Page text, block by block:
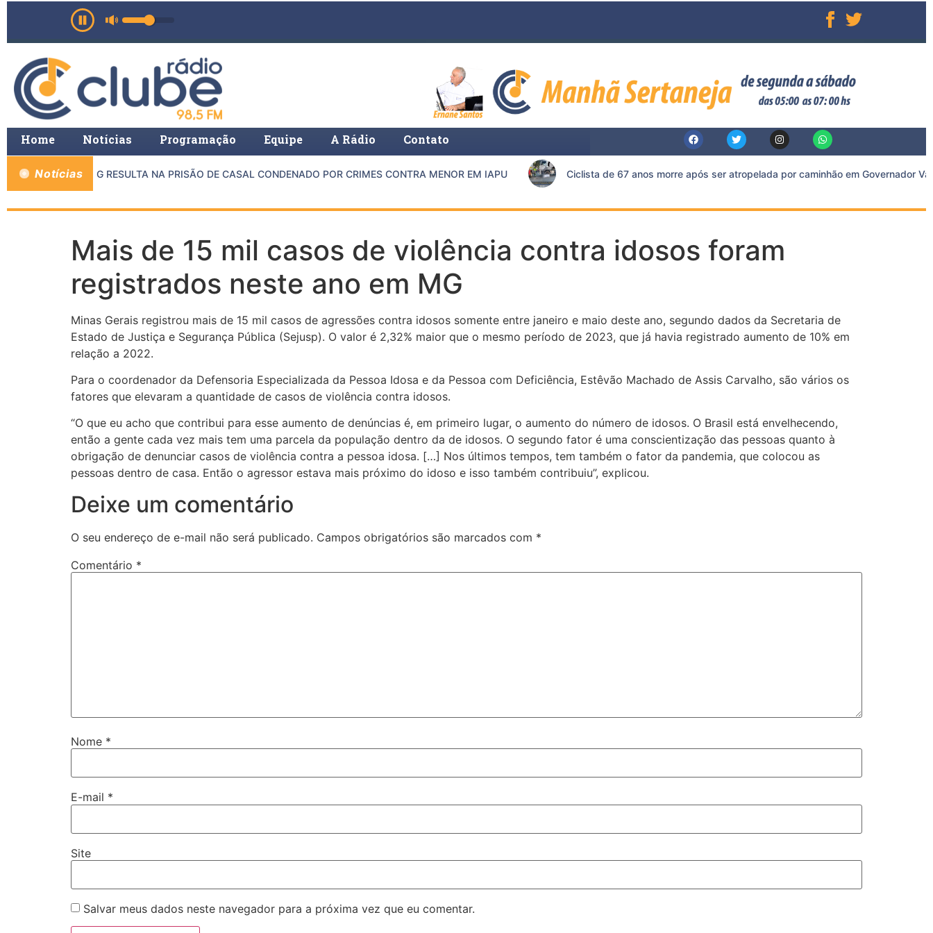
Home Notícias Programação Equipe A Rádio Contato
Notícias
MP E PMMG RESULTA NA PRISÃO DE CASAL CONDENADO POR CRIMES CONTRA MENOR EM IAPU Ciclista de 67 anos morre após ser atropelada por caminhão em Governador
Mais de 15 mil casos de violência contra idosos foram
registrados neste ano em MG
Minas Gerais registrou mais de 15 mil casos de agressões contra idosos somente entre janeiro e maio deste ano, segundo dados da Secretaria de
Estado de Justiça e Segurança Pública (Sejusp). O valor é 2,32% maior que o mesmo período de 2023, que já havia registrado aumento de 10% em
relação a 2022.
Para o coordenador da Defensoria Especializada da Pessoa Idosa e da Pessoa com Deficiência, Estêvão Machado de Assis Carvalho, são vários os
fatores que elevaram a quantidade de casos de violência contra idosos.
“O que eu acho que contribui para esse aumento de denúncias é, em primeiro lugar, o aumento do número de idosos. O Brasil está envelhecendo,
então a gente cada vez mais tem uma parcela da população dentro da de idosos. O segundo fator é uma conscientização das pessoas quanto à
obrigação de denunciar casos de violência contra a pessoa idosa. […] Nos últimos tempos, tem também o fator da pandemia, que colocou as
pessoas dentro de casa. Então o agressor estava mais próximo do idoso e isso também contribuiu”, explicou.
Deixe um comentário
O seu endereço de e-mail não será publicado. Campos obrigatórios são marcados com *
Comentário *
Nome *
E-mail *
Site
Salvar meus dados neste navegador para a próxima vez que eu comentar.